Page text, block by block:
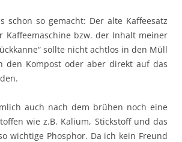
schon so gemacht: Der alte Kaffeesatz
Kaffeemaschine bzw. der Inhalt meiner
sollte nicht achtlos in den Müll
den Kompost oder aber direkt auf das
auch nach dem brühen noch eine
wie z.B. Kalium, Stickstoff und das
wichtige Phosphor. Da ich kein Freund